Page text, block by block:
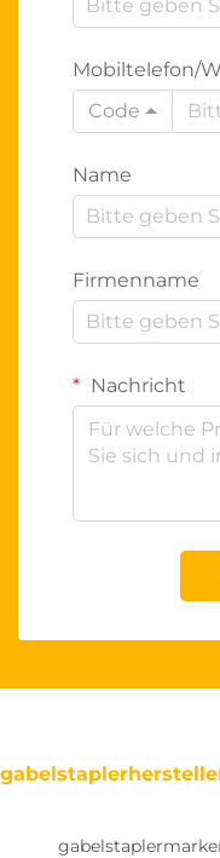
Mobiltelefon/
Code
Name
Firmenname
Nachricht